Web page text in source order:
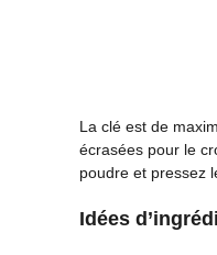
La clé est de
écrasées pour le
poudre et pressez
Idées